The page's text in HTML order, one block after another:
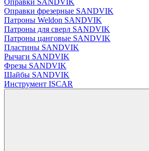
Оправки фрезерные SANDVIK
Патроны Weldon SANDVIK
Патроны для сверл SANDVIK
Патроны цанговые SANDVIK
Пластины SANDVIK
Рычаги SANDVIK
Фрезы SANDVIK
Шайбы SANDVIK
Инструмент ISCAR